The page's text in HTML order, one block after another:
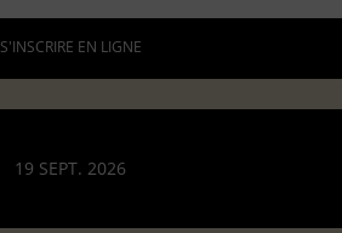
S'INSCRIRE EN LIGNE
19 SEPT. 2026